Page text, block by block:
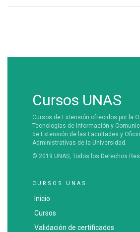
Cursos UNAS
Cursos de Extensión ofrecidos por la
Tecnologías de Información y
de Extensión de las Facultades y
Administrativas de la Universidad.
© 2019 UNAS, Todos los Derechos
CURSOS UNAS
Inicio
Cursos
Validación de certificados